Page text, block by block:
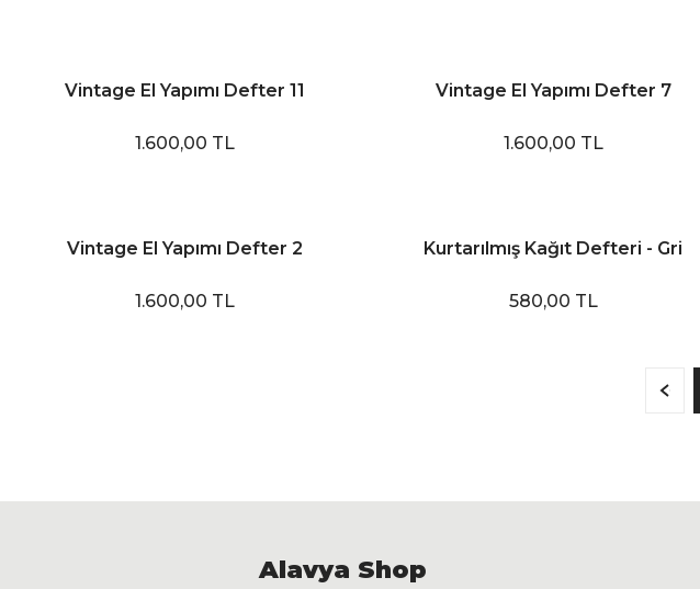
Vintage El Yapımı Defter 11
1.600,00 TL
Vintage El Yapımı Defter 7
1.600,00 TL
Vintage El Yapımı Defter 2
1.600,00 TL
Kurtarılmış Kağıt Defteri - Gri
580,00 TL
Alavya Shop